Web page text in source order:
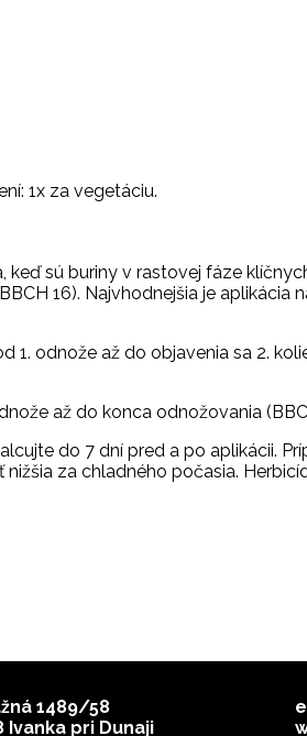
1x za vegetáciu.
sú buriny v rastovej fáze
16). Najvhodnejšia je aplikácia
odnože až do objavenia sa 2.
až do konca odnožovania
do 7 dní pred a po aplikácii.
za chladného počasia.
1489/58
Ivanka pri Dunaji